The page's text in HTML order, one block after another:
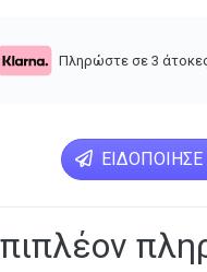
Πληρώστε σε 3